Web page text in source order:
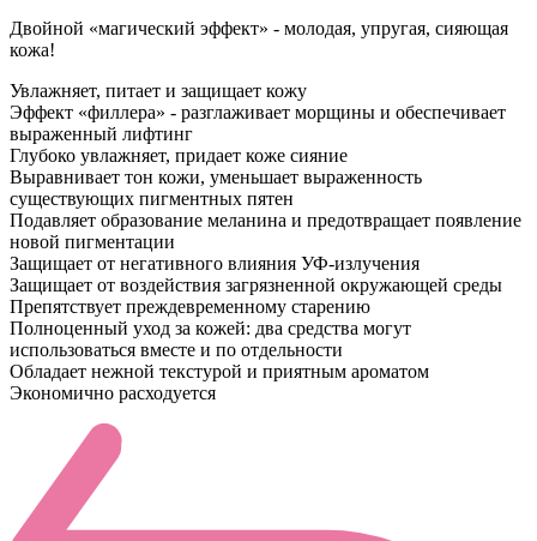
Двойной «магический эффект» - молодая, упругая, сияющая
кожа!
Увлажняет, питает и защищает кожу
Эффект «филлера» - разглаживает морщины и обеспечивает
выраженный лифтинг
Глубоко увлажняет, придает коже сияние
Выравнивает тон кожи, уменьшает выраженность
существующих пигментных пятен
Подавляет образование меланина и предотвращает появление
новой пигментации
Защищает от негативного влияния УФ-излучения
Защищает от воздействия загрязненной окружающей среды
Препятствует преждевременному старению
Полноценный уход за кожей: два средства могут
использоваться вместе и по отдельности
Обладает нежной текстурой и приятным ароматом
Экономично расходуется